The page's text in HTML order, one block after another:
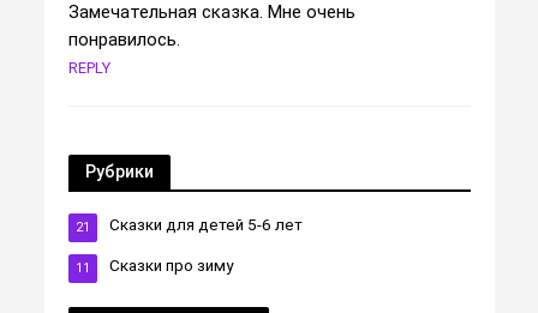
Замечательная сказка. Мне очень
понравилось.
REPLY
Рубрики
Сказки для детей 5-6 лет
21
Сказки про зиму
11